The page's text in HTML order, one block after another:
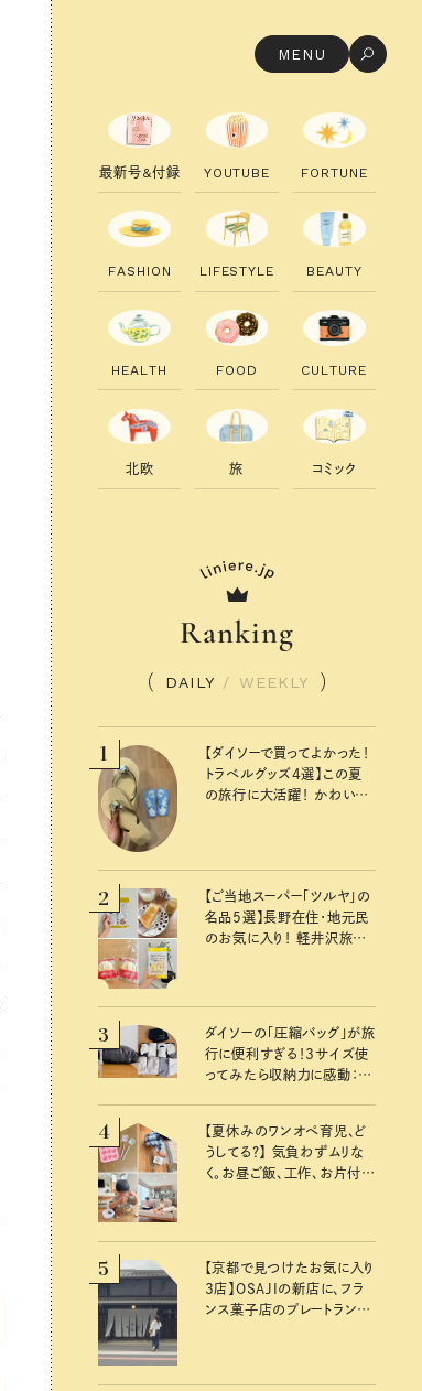
MENU
最新号&付録 YO UTU B E FO RTU N E
FAS H I O N LI FESTYLE B EAUTY
H EALTH FO O D CU LTU RE
北欧 旅 コ ミ ック
Ranking
DAILY / WEEKLY
1
【ダイソーで買ってよかった！
トラベルグッズ4選】この夏
の旅行に大活躍！ かわいく
2
【ご当地スーパー「ツルヤ」の
名品5選】長野在住・地元民
のお気に入り！ 軽井沢旅の
3
ダイソーの「圧縮バッグ」が旅
行に便利すぎる！3サイズ使
ってみたら収納力に感動：
4
【夏休みのワンオペ育児、ど
うしてる？】 気負わずムリな
く。お昼ご飯、工作、お片付け
5
【京都で見つけたお気に入り
3店】OSAJIの新店に、フラ
ンス菓子店のプレートラン